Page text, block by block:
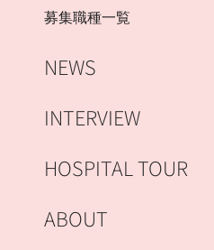
募集職種一覧
NEWS
INTERVIEW
HOSPITAL TOUR
ABOUT